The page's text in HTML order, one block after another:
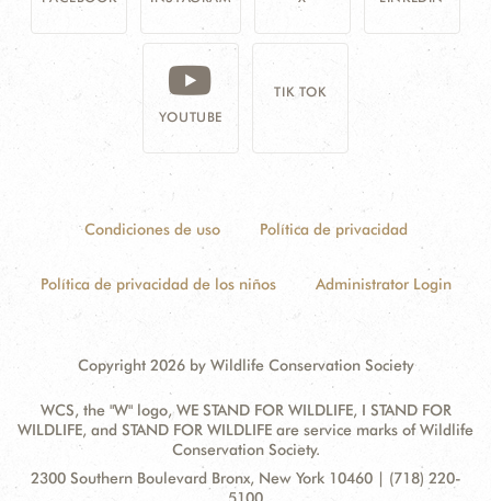
YOUTUBE
TIK TOK
Condiciones de uso Política de privacidad
Política de privacidad de los niños Administrator Login
Copyright 2026 by Wildlife Conservation Society
WCS, the "W" logo, WE STAND FOR WILDLIFE, I STAND FOR
WILDLIFE, and STAND FOR WILDLIFE are service marks of Wildlife
Conservation Society.
Contact
Address:
2300 Southern Boulevard Bronx, New York 10460 | (718) 220-